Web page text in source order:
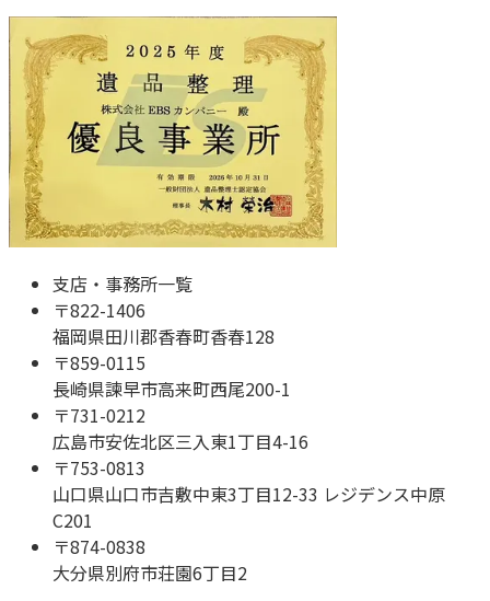
支店・事務所一覧
〒822-1406
福岡県田川郡香春町香春128
〒859-0115
長崎県諫早市高来町西尾200-1
〒731-0212
広島市安佐北区三入東1丁目4-16
〒753-0813
山口県山口市吉敷中東3丁目12-33 レジデンス中原
C201
〒874-0838
大分県別府市荘園6丁目2